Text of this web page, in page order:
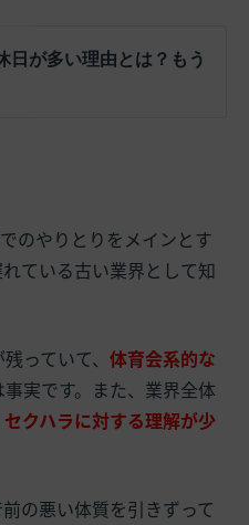
日が多い理由とは？もう
のやりとりをメインとす
ている古い業界として知
っていて、 体育会系的な
実です。また、業界全体
セクハラに対する理解が少
の悪い体質を引きずって